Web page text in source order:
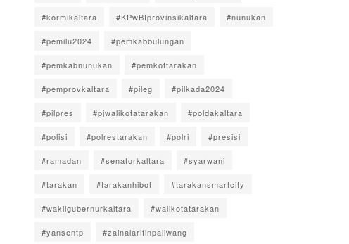
#kormikaltara #KPwBIprovinsikaltara #nunukan
#pemilu2024 #pemkabbulungan
#pemkabnunukan #pemkottarakan
#pemprovkaltara #pileg #pilkada2024
#pilpres #pjwalikotatarakan #poldakaltara
#polisi #polrestarakan #polri #presisi
#ramadan #senatorkaltara #syarwani
#tarakan #tarakanhibot #tarakansmartcity
#wakilgubernurkaltara #walikotatarakan
#yansentp #zainalarifinpaliwang